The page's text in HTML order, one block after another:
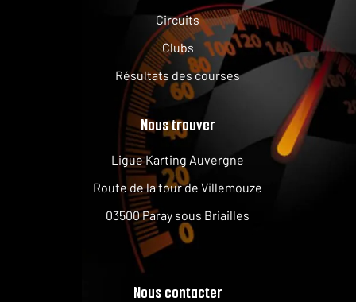
Circuits
Clubs
Résultats des courses
Nous trouver
Ligue Karting Auvergne
Route de la tour de Villemouze
03500 Paray sous Briailles
Nous contacter